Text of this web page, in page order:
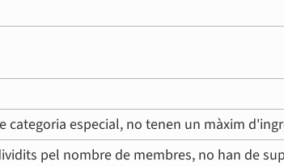
categoria especial, no tenen un màxim
pel nombre de membres, no han de